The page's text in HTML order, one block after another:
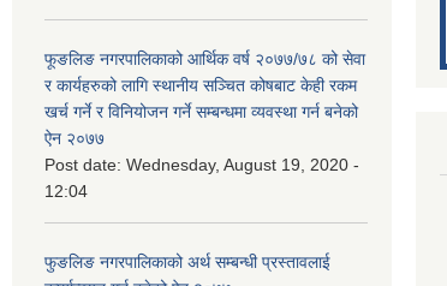
फूङलिङ नगरपालिकाको आर्थिक वर्ष २०७७/७८ को सेवा
र कार्यहरुको लागि स्थानीय सञ्चित कोषबाट केही रकम
खर्च गर्ने र विनियोजन गर्ने सम्बन्धमा व्यवस्था गर्न बनेको
ऐन २०७७
Post date: Wednesday, August 19, 2020 -
12:04
फुङलिङ नगरपालिकाको अर्थ सम्बन्धी प्रस्तावलाई